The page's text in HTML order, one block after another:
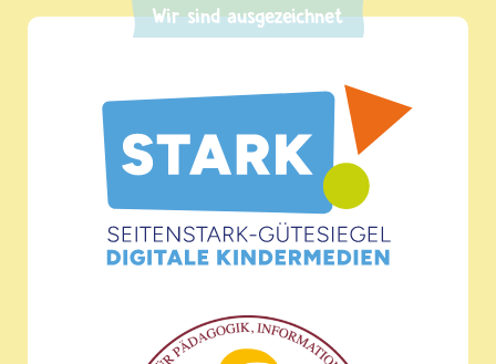
Wir sind ausgezeichnet